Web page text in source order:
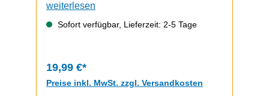
Belägeohne Bremsscheibefür ePF-1 une
ePF-1 PRO
weiterlesen
Sofort verfügbar, Lieferzeit: 2-5 Tage
19,99 €*
Preise inkl. MwSt. zzgl. Versandkosten